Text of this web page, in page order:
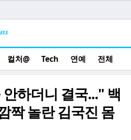
컬처@ Tech 연예 전체
하더니 결국..." 백
짝 놀란 김국진 몸